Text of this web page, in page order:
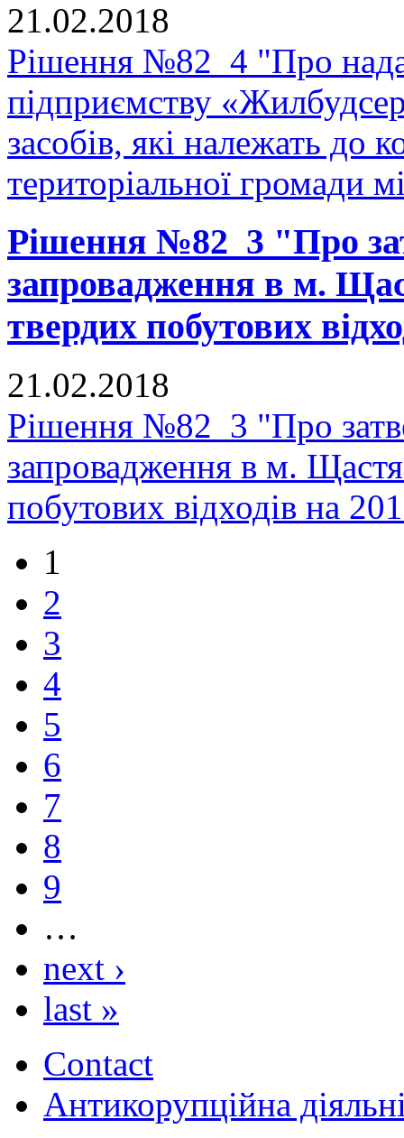
21.02.2018
Рішення №82_4 "Про
підприємству
засобів, які належать до
територіальної громади
Рішення №82_3 "Про
запровадження в м.
твердих побутових
21.02.2018
Рішення №82_3 "Про
запровадження в м.
побутових відходів на
1
2
3
4
5
6
7
8
9
…
next ›
last »
Contact
Антикорупційна